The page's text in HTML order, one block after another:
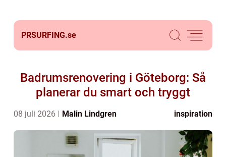
PRSURFING.se
Badrumsrenovering i Göteborg: Så
planerar du smart och tryggt
08 juli 2026 Malin Lindgren inspiration